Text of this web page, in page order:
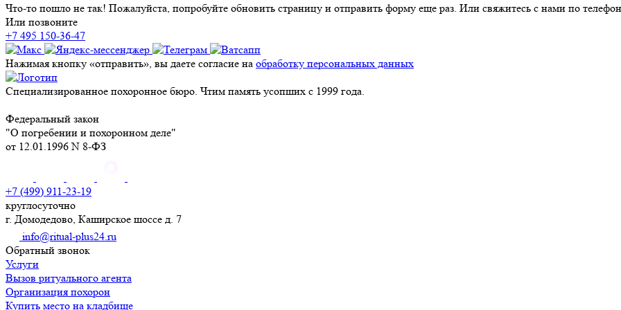
Что-то пошло не так! Пожалуйста, попробуйте обновить страницу и отправить форму еще раз. Или свяжитесь с нами по
Или позвоните
+7 495 150-36-47
Нажимая кнопку «отправить», вы даете согласие на обработку персональных данных
Специализированное похоронное бюро. Чтим память усопших с 1999 года.
Федеральный закон
"О погребении и похоронном деле"
от 12.01.1996 N 8-ФЗ
+7 (499) 911-23-19
круглосуточно
г. Домодедово, Каширское шоссе д. 7
info@ritual-plus24.ru
Обратный звонок
Услуги
Вызов ритуального агента
Организация похорон
Купить место на кладбище